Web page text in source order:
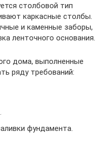
столбовой тип
каркасные столбы.
и каменные заборы,
ленточного основания.
дома, выполненные
ряду требований:
фундамента.